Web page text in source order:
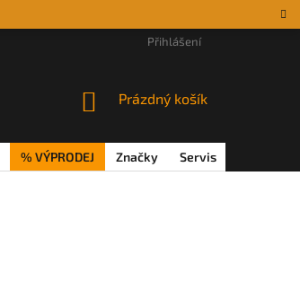
VĚRNOSTNÍ PROGRAM
Přihlášení
NÁKUPNÍ
Prázdný košík
% VÝPRODEJ Značky Servis